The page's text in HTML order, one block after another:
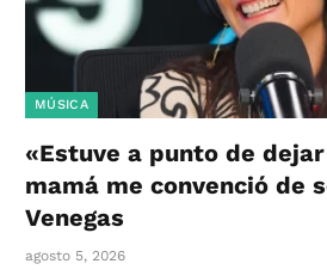
MÚSICA
«Estuve a punto de
mamá me convenció de
Venegas
agosto 5, 2026